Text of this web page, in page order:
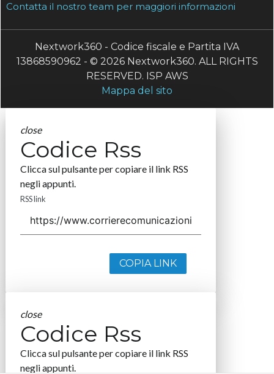
Contatta il nostro team per maggiori informazioni
Nextwork360 - Codice fiscale e Partita IVA
13868590962 - © 2026 Nextwork360. ALL RIGHTS
RESERVED. ISP AWS
Mappa del sito
close
Codice Rss
Clicca sul pulsante per copiare il link RSS
negli appunti.
RSS link
COPIA LINK
close
Codice Rss
Clicca sul pulsante per copiare il link RSS
negli appunti.